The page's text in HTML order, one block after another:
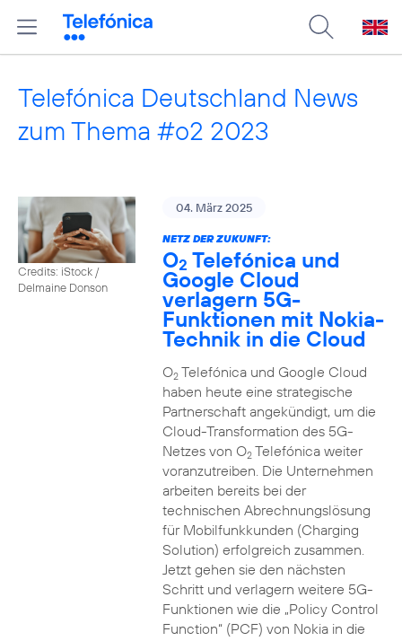
Telefónica Deutschland News
zum Thema #o2 2023
Credits: iStock /
Delmaine Donson
04. März 2025
NETZ DER ZUKUNFT:
O2 Telefónica und
Google Cloud
verlagern 5G-
Funktionen mit Nokia-
Technik in die Cloud
O2Telefónica und Google Cloud
haben heute eine strategische
Partnerschaft angekündigt, um die
Cloud-Transformation des 5G-
Netzes von O2Telefónica weiter
voranzutreiben. Die Unternehmen
arbeiten bereits bei der
technischen Abrechnungslösung
für Mobilfunkkunden (Charging
Solution) erfolgreich zusammen.
Jetzt gehen sie den nächsten
Schritt und verlagern weitere 5G-
Funktionen wie die „Policy Control
Function“ (PCF) von Nokia in die